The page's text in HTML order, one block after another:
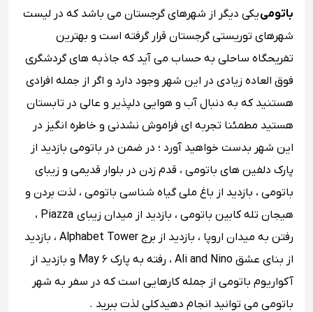
باتومییکی دیگر از شهرهای گرجستان می باشد که در لیست
شهرهای توریستی گرجستان قرار گرفته است و بهترین
تفریحگاه ساحلی به حساب می ‌آید که جاذبه ‌های گردشگری
فوق العاده زیادی در این شهر وجود دارد و اگر از جمله افرادی
هستنید که به دنبال آب و هوایی دلپذیر و عالی در تابستان
هستید مطمئنا تجربه ‌ای فراموش نشدنی و خاطره انگیز در
این شهر بدست خواهید آورد ؛ در ضمن در باتومی بازدید از
پارک دلفین‌ های باتومی ، قدم زدن در بلوار قدیمی و زیبای
باتومی ، بازدید از باغ ملی گیاه شناسی باتومی ، لذت بردن و
هیجان تله کابین باتومی ، بازدید از میدان زیبای Piazza ،
رفتن به میدان اروپا ، بازدید از برج Alphabet Tower ، بازدید
از بنای عشق Ali and Nino ، رفته به پارک ۶ May و بازدید از
آکواریوم باتومی از جمله کارهایی است که در سفر به شهر
باتومی می ‌توانید انجام دهید کلی لذت ببرید .